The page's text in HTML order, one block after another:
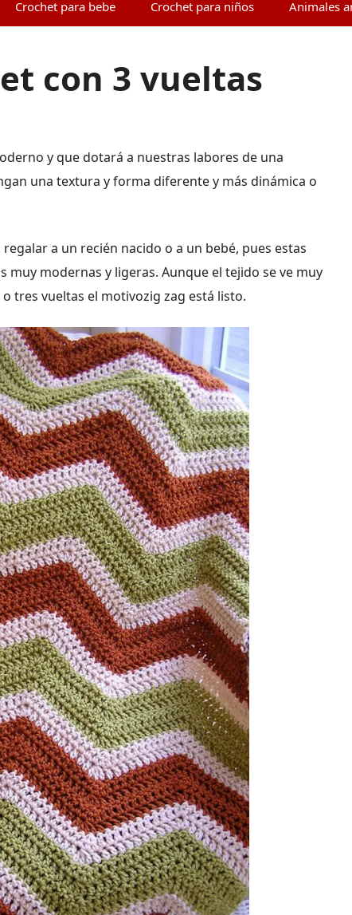
Crochet para bebe Crochet para niños Animales
con 3 vueltas
y que dotará a nuestras labores de una
una textura y forma diferente y más dinámica o
a un recién nacido o a un bebé, pues estas
muy modernas y ligeras. Aunque el tejido se ve muy
tres vueltas el motivozig zag está listo.